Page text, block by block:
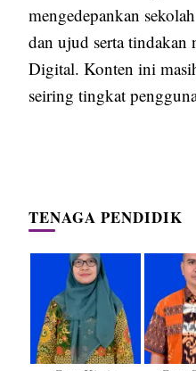
mengedepankan
dan ujud serta tindakan
Digital. Konten ini
seiring tingkat
TENAGA PENDIDIK